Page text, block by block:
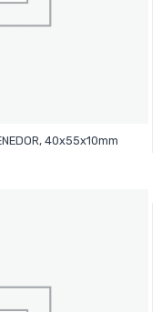
40x55x10mm